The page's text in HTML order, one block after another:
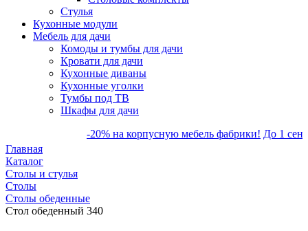
Стулья
Кухонные модули
Мебель для дачи
Комоды и тумбы для дачи
Кровати для дачи
Кухонные диваны
Кухонные уголки
Тумбы под ТВ
Шкафы для дачи
-20% на корпусную мебель фабрики! До 1
Главная
Каталог
Столы и стулья
Столы
Столы обеденные
Стол обеденный 340